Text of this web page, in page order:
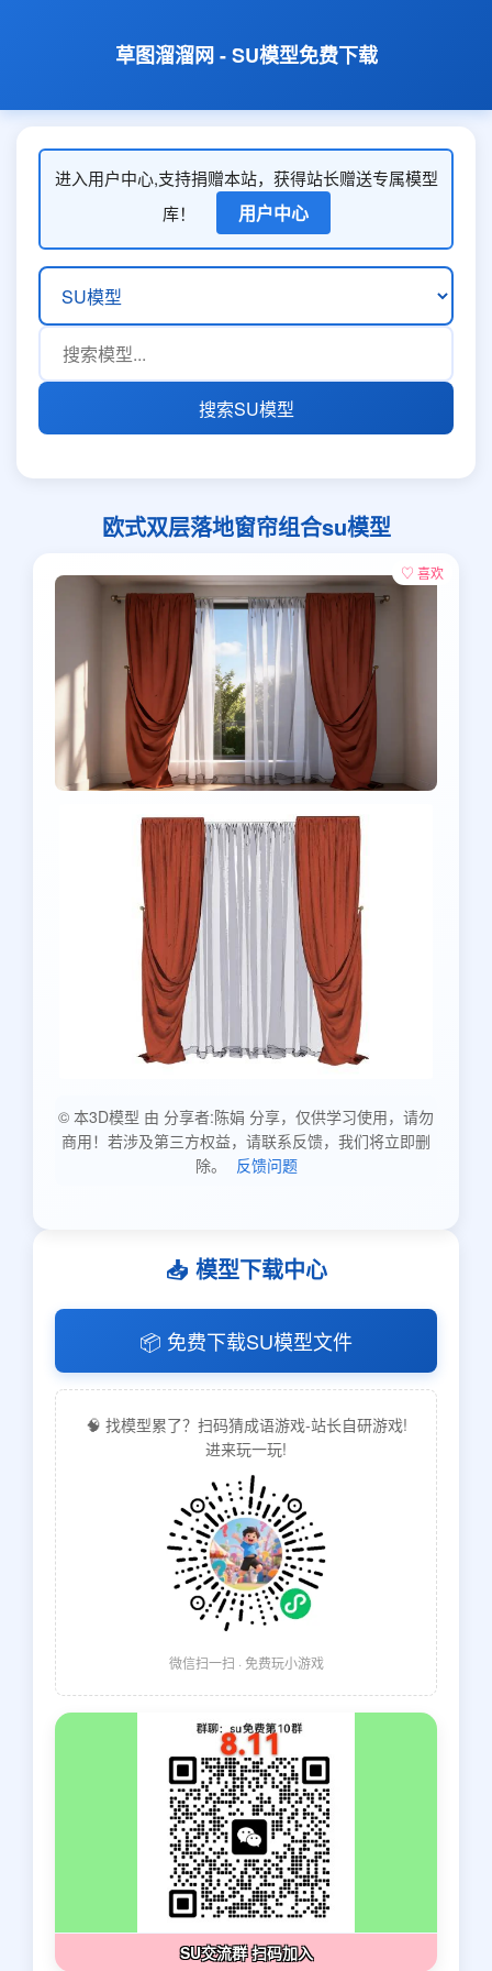
草图溜溜网 - SU模型免费下载
进入用户中心,支持捐赠本站，获得站长赠送专属模型
库！
用户中心
搜索SU模型
欧式双层落地窗帘组合su模型
♡ 喜欢
© 本3D模型 由 分享者:陈娟 分享，仅供学习使用，请勿
商用！若涉及第三方权益，请联系反馈，我们将立即删
除。
反馈问题
📥 模型下载中心
📦 免费下载SU模型文件
🧠 找模型累了？扫码猜成语游戏-站长自研游戏!
进来玩一玩!
微信扫一扫 · 免费玩小游戏
SU交流群 扫码加入